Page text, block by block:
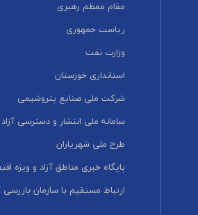
مقام معظم رهبری
ریاست جمهوری
وزارت نفت
استانداری خوزستان
شرکت ملی صنایع پتروشیمی
سامانه ملی انتشار و دسترسی
طرح ملی شهریاران
پایگاه خبری مناطق آزاد و ویژه
ارتباط مستقیم با سازمان